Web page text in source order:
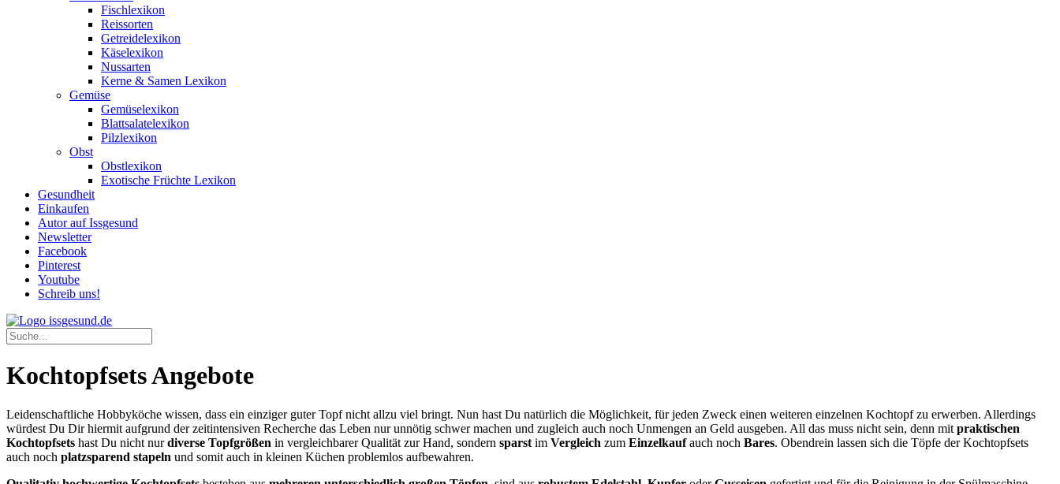
Fischlexikon
Reissorten
Getreidelexikon
Käselexikon
Nussarten
Kerne & Samen Lexikon
Gemüse
Gemüselexikon
Blattsalatelexikon
Pilzlexikon
Obst
Obstlexikon
Exotische Früchte Lexikon
Gesundheit
Einkaufen
Autor auf Issgesund
Newsletter
Facebook
Pinterest
Youtube
Schreib uns!
Kochtopfsets Angebote
Leidenschaftliche Hobbyköche wissen, dass ein einziger guter Topf nicht allzu viel bringt. Nun hast Du natürlich die Möglichkeit, für jeden Zweck einen weiteren einzelnen Kochtopf zu erwerben. Allerdings
würdest Du Dir hiermit aufgrund der zeitintensiven Recherche das Leben nur unnötig schwer machen und zugleich auch noch Unmengen an Geld ausgeben. All das muss nicht sein, denn mit praktischen
Kochtopfsets hast Du nicht nurdiverse Topfgrößen in vergleichbarer Qualität zur Hand, sondern sparst im Vergleich zum Einzelkaufauch noch Bares. Obendrein lassen sich die Töpfe der Kochtopfsets
auch noch platzsparend stapeln und somit auch in kleinen Küchen problemlos aufbewahren.